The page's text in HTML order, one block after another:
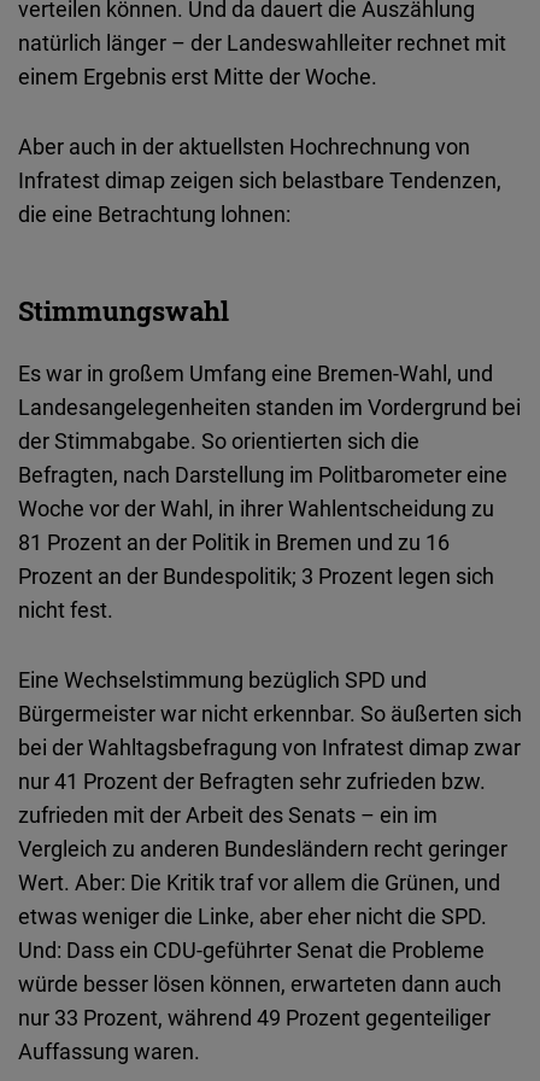
verteilen können. Und da dauert die Auszählung
natürlich länger – der Landeswahlleiter rechnet mit
einem Ergebnis erst Mitte der Woche.
Aber auch in der aktuellsten Hochrechnung von
Infratest dimap zeigen sich belastbare Tendenzen,
die eine Betrachtung lohnen:
Stimmungswahl
Es war in großem Umfang eine Bremen-Wahl, und
Landesangelegenheiten standen im Vordergrund bei
der Stimmabgabe. So orientierten sich die
Befragten, nach Darstellung im Politbarometer eine
Woche vor der Wahl, in ihrer Wahlentscheidung zu
81 Prozent an der Politik in Bremen und zu 16
Prozent an der Bundespolitik; 3 Prozent legen sich
nicht fest.
Eine Wechselstimmung bezüglich SPD und
Bürgermeister war nicht erkennbar. So äußerten sich
bei der Wahltagsbefragung von Infratest dimap zwar
nur 41 Prozent der Befragten sehr zufrieden bzw.
zufrieden mit der Arbeit des Senats – ein im
Vergleich zu anderen Bundesländern recht geringer
Wert. Aber: Die Kritik traf vor allem die Grünen, und
etwas weniger die Linke, aber eher nicht die SPD.
Und: Dass ein CDU-geführter Senat die Probleme
würde besser lösen können, erwarteten dann auch
nur 33 Prozent, während 49 Prozent gegenteiliger
Auffassung waren.
Typeform
Embed